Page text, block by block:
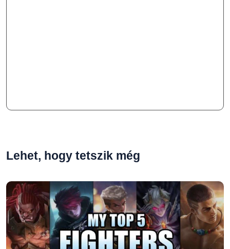
Lehet, hogy tetszik még